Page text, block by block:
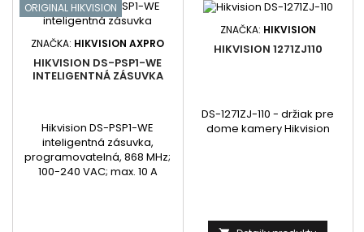
ORIGINAL HIKVISION
ZNAČKA: HIKVISION AXPRO
HIKVISION DS-PSP1-WE
INTELIGENTNÁ ZÁSUVKA
Hikvision DS-PSP1-WE
inteligentná zásuvka,
programovatelná, 868 MHz;
100-240 VAC; max. 10 A
ZNAČKA: HIKVISION
HIKVISION 1271ZJ110
DS-1271ZJ-110 - držiak pre
dome kamery Hikvision